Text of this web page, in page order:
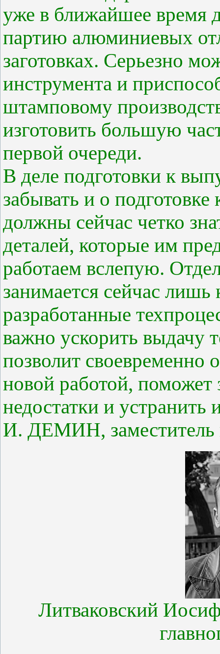
уже в ближайшее время
партию алюминиевых
заготовках. Серьезно
инструмента и
штамповому
изготовить большую
первой очереди.
В деле подготовки к
забывать и о
должны сейчас четко
деталей, которые им
работаем вслепую.
занимается сейчас лишь
разработанные
важно ускорить выдачу
позволит своевременно
новой работой, поможет
недостатки и устранить
И. ДЕМИН, заместитель
Литваковский